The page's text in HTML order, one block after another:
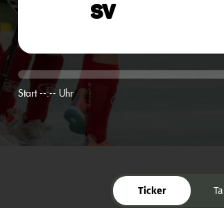
SV
Start --:-- Uhr
Ticker